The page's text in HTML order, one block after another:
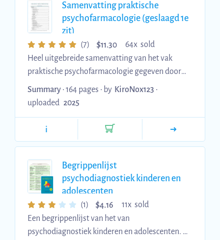
Samenvatting praktische
psychofarmacologie (geslaagd 1e
zit)
(7) $11.30
64x sold
Heel uitgebreide samenvatting van het vak
praktische psychofarmacologie gegeven door
Prof. Dr. De Bundel in academiejaar 24'-25'. Het
is een nieuwe prof sinds dit jaar dus ik vul de
vanuit de powerpoints en zet mijn eigen
notities in het grijs. De prof vertelt vrij veel bij
tussen de dia's en mijn notities. Ook is alles wat
hij tijdens de les zegt over het examen
aangegeven met "EXAMEN:" in he...
Summary • 164 pages • by KiroNox123 •
uploaded 2025
i
Begrippenlijst
psychodiagnostiek kinderen en
adolescenten
(1) $4.16
11x sold
Een begrippenlijst van het van
psychodiagnostiek kinderen en adolescenten. Ik